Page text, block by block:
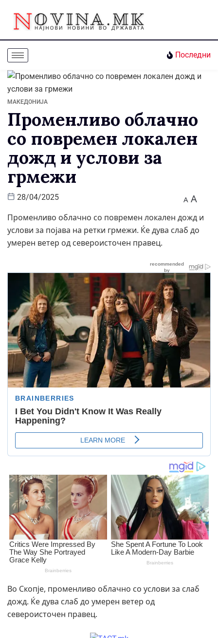
Последни
МАКЕДОНИЈА
Променливо облачно
со повремен локален
дожд и услови за
грмежи
28/04/2025 A A
Променливо облачно со повремен локален дожд и
услови за појава на ретки грмежи. Ќе дува слаб до
умерен ветер од североисточен правец.
Во Скопје, променливо облачно со услови за слаб
дожд. Ќе дува слаб до умерен ветер од
североисточен правец.